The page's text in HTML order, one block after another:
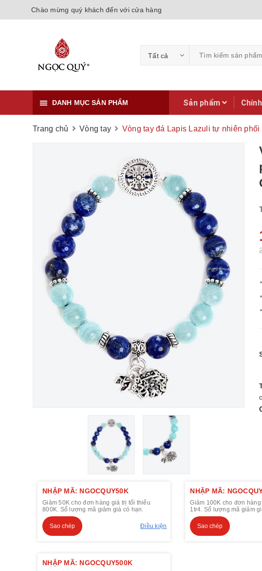
Chào mừng quý khách đến với cửa hàng
Tất cả
DANH MỤC SẢN PHẨM Sản phẩm
Trang chủ Vòng tay Vòng tay đá Lapis Lazuli tự nhiên
NHẬP MÃ: NGOCQUY50K
Giảm 50K cho đơn hàng giá trị tối thiểu
800K. Số lượng mã giảm giá có hạn.
Sao chép Điều kiện
NHẬP MÃ:
Giảm 100K cho đơn
1tr4. Số lượng mã giảm
Sao chép
NHẬP MÃ: NGOCQUY500K